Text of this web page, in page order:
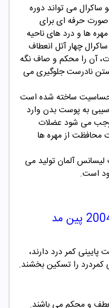
ساکرال می تواند دوره
حرفه ای برای
ها و درد های ناحیه
چهار آتل انعطاف
آن را محکم و صاف نگه
نادرست جلوگیری می
حساسیت ساخته شده است
به پوست بدن وارد
می شود عضلات
محافظت از مهره ها
لیسانس آلمان تولید می
است.
کمر درد دارند،
کمردرد را تسکین بخشند.
و محکم می باشند.